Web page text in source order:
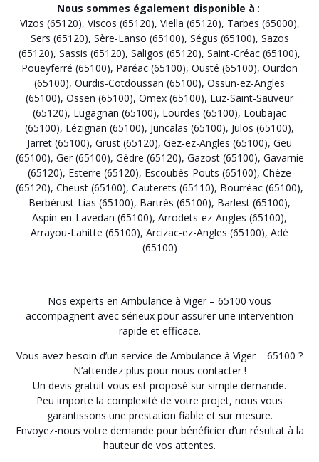
Nous sommes également disponible à :
Vizos (65120), Viscos (65120), Viella (65120), Tarbes (65000),
Sers (65120), Sère-Lanso (65100), Ségus (65100), Sazos
(65120), Sassis (65120), Saligos (65120), Saint-Créac (65100),
Poueyferré (65100), Paréac (65100), Ousté (65100), Ourdon
(65100), Ourdis-Cotdoussan (65100), Ossun-ez-Angles
(65100), Ossen (65100), Omex (65100), Luz-Saint-Sauveur
(65120), Lugagnan (65100), Lourdes (65100), Loubajac
(65100), Lézignan (65100), Juncalas (65100), Julos (65100),
Jarret (65100), Grust (65120), Gez-ez-Angles (65100), Geu
(65100), Ger (65100), Gèdre (65120), Gazost (65100), Gavarnie
(65120), Esterre (65120), Escoubès-Pouts (65100), Chèze
(65120), Cheust (65100), Cauterets (65110), Bourréac (65100),
Berbérust-Lias (65100), Bartrès (65100), Barlest (65100),
Aspin-en-Lavedan (65100), Arrodets-ez-Angles (65100),
Arrayou-Lahitte (65100), Arcizac-ez-Angles (65100), Adé
(65100)
Nos experts en Ambulance à Viger – 65100 vous
accompagnent avec sérieux pour assurer une intervention
rapide et efficace.
Vous avez besoin d’un service de Ambulance à Viger – 65100 ?
N’attendez plus pour nous contacter !
Un devis gratuit vous est proposé sur simple demande.
Peu importe la complexité de votre projet, nous vous
garantissons une prestation fiable et sur mesure.
Envoyez-nous votre demande pour bénéficier d’un résultat à la
hauteur de vos attentes.